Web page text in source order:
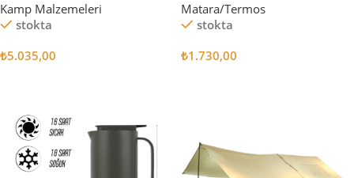
Kamp Malzemeleri
stokta
₺5.035,00
Matara/Termos
stokta
₺1.730,00